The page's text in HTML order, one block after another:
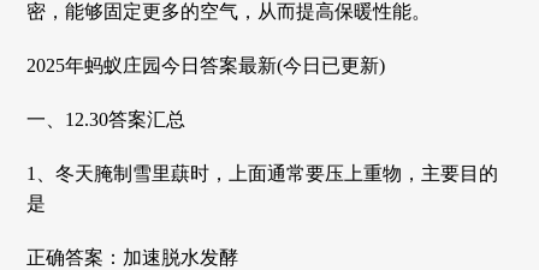
密，能够固定更多的空气，从而提高保暖性能。
2025年蚂蚁庄园今日答案最新(今日已更新)
一、12.30答案汇总
1、冬天腌制雪里蕻时，上面通常要压上重物，主要目的
是
正确答案：加速脱水发酵